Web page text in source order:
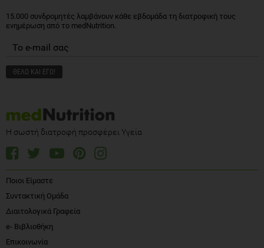
15.000 συνδρομητές λαμβάνουν κάθε εβδομάδα τη διατροφική τους
ενημέρωση από το medNutrition.
Η σωστή διατροφή προσφέρει Υγεία
Ποιοι Είμαστε
Συντακτική Ομάδα
Διαιτολογικά Γραφεία
e- Βιβλιοθήκη
Επικοινωνία